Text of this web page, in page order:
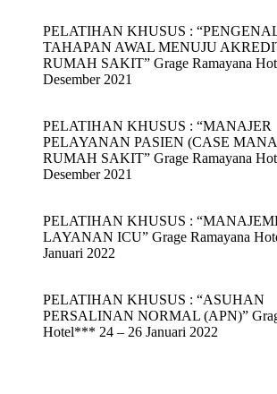
PELATIHAN KHUSUS :
TAHAPAN AWAL MENUJU
RUMAH SAKIT” Grage Ramayana
Desember 2021
PELATIHAN KHUSUS : “MANAJER
PELAYANAN PASIEN (CASE
RUMAH SAKIT” Grage Ramayana
Desember 2021
PELATIHAN KHUSUS :
LAYANAN ICU” Grage Ramayana
Januari 2022
PELATIHAN KHUSUS : “ASUHAN
PERSALINAN NORMAL (APN)”
Hotel*** 24 – 26 Januari 2022